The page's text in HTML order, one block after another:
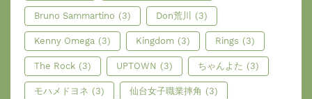
Bruno Sammartino (3) Don荒川 (3)
Kenny Omega (3) Kingdom (3) Rings (3)
The Rock (3) UPTOWN (3) ちゃんよた (3)
モハメドヨネ (3) 仙台女子職業摔角 (3)